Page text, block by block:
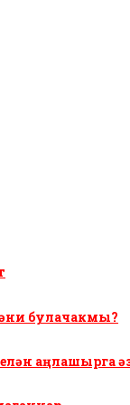
булачакмы?
аңлашырга